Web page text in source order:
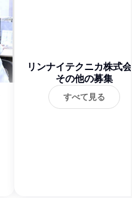
リンナイテクニカ株式
その他の募集
すべて見る